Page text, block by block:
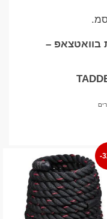
בוואטצאפ –
-